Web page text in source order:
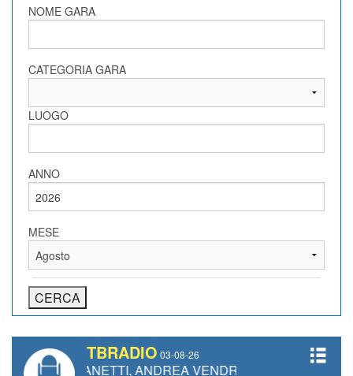
NEWSLETTER
NOME GARA
CATEGORIA GARA
LUOGO
ANNO
MESE
TBRADIO 03-08-26
GIANETTI, ANDREA VENDRAME, FILIPPO FIORELLI